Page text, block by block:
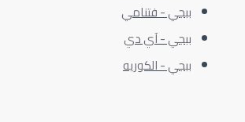
ببجي - فتنامي
ببجي - آي دي
ببجي - الكوريه